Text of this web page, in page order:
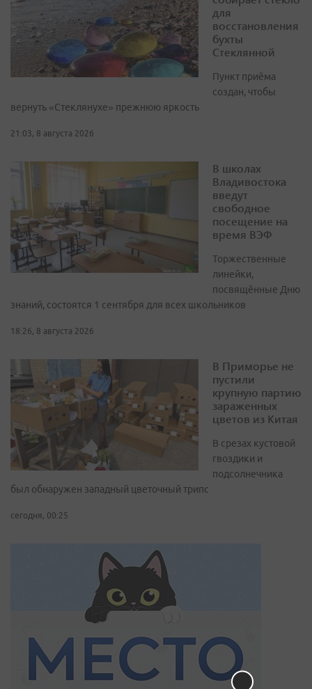
для
восстановления
бухты
Стеклянной
Пункт приёма
создан, чтобы
вернуть «Стеклянухе» прежнюю яркость
21:03, 8 августа 2026
В школах
Владивостока
введут
свободное
посещение на
время ВЭФ
Торжественные
линейки,
посвящённые Дню
знаний, состоятся 1 сентября для всех школьников
18:26, 8 августа 2026
В Приморье не
пустили
крупную партию
зараженных
цветов из Китая
В срезах кустовой
гвоздики и
подсолнечника
был обнаружен западный цветочный трипс
сегодня, 00:25